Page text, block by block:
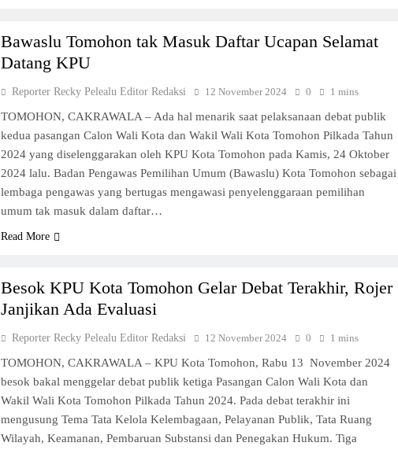
Bawaslu Tomohon tak Masuk Daftar Ucapan Selamat
Datang KPU
Reporter Recky Pelealu Editor Redaksi 12 November 2024 0 1 mins
TOMOHON, CAKRAWALA – Ada hal menarik saat pelaksanaan debat publik
kedua pasangan Calon Wali Kota dan Wakil Wali Kota Tomohon Pilkada Tahun
2024 yang diselenggarakan oleh KPU Kota Tomohon pada Kamis, 24 Oktober
2024 lalu. Badan Pengawas Pemilihan Umum (Bawaslu) Kota Tomohon sebagai
lembaga pengawas yang bertugas mengawasi penyelenggaraan pemilihan
umum tak masuk dalam daftar…
Read More
Besok KPU Kota Tomohon Gelar Debat Terakhir, Rojer
Janjikan Ada Evaluasi
Reporter Recky Pelealu Editor Redaksi 12 November 2024 0 1 mins
TOMOHON, CAKRAWALA – KPU Kota Tomohon, Rabu 13 November 2024
besok bakal menggelar debat publik ketiga Pasangan Calon Wali Kota dan
Wakil Wali Kota Tomohon Pilkada Tahun 2024. Pada debat terakhir ini
mengusung Tema Tata Kelola Kelembagaan, Pelayanan Publik, Tata Ruang
Wilayah, Keamanan, Pembaruan Substansi dan Penegakan Hukum. Tiga